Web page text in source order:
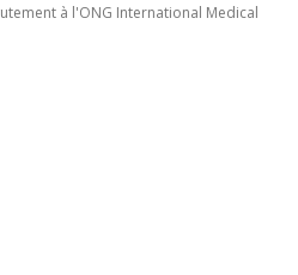
à l'ONG International Medical